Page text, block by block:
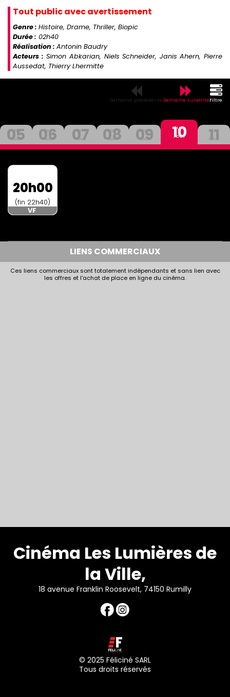
Tout public avec avertissement
Genre : Histoire, Drame, Thriller, Biopic
Durée : 02h40
Réalisation : Antonin Baudry
Acteurs : Simon Abkarian, Niels Schneider, Janis Ahern, Pierre
Aussedat, Thierry Lhermitte
Semaine précédenteSemaine suivanteFiltre
Mer
05
Aout
Jeu
06
Aout
Ven
07
Aout
Sam
08
Aout
Dim
09
Aout
Lun
10
Aout
Mar
11
Aout
20h00
(fin 22h40)
VF
LIENS COMMERCIAUX
Ces liens commerciaux sont totalement indépendants et sans lien avec
les offres et l'achat de place en ligne du cinéma.
Cinéma Les Lumières de
la Ville,
18 avenue Franklin Roosevelt, 74150 Rumilly
© 2025 Féliciné SARL
Tous droits réservés